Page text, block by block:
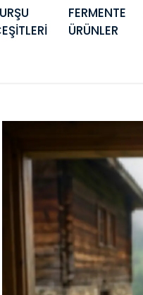
FERMENTE
ÜRÜNLER